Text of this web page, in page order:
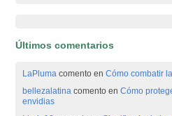
Últimos comentarios
LaPluma comento enCómo combatir
bellezalatina comento enCómo
envidias